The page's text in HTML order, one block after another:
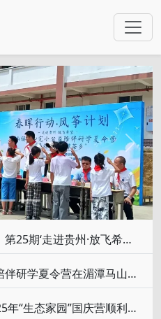
Next
青春茯茶香，研学启新程！第25期‘走进贵州·放飞希望’公益陪伴研学湄潭马山夏令营正式开营
“走进贵州·放飞希望”公益陪伴研学夏令营在湄潭马山镇中心完小开营
“播种生态·爱燃梦想”｜2025年“生态家园”国庆营顺利结营